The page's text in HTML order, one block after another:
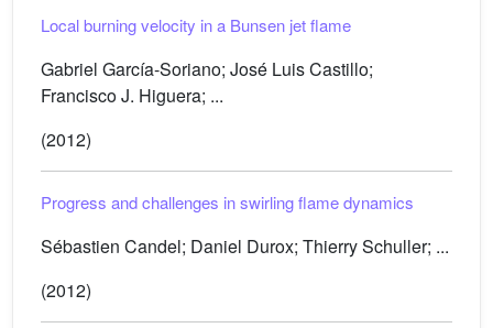
Local burning velocity in a Bunsen jet flame
Gabriel García-Soriano; José Luis Castillo;
Francisco J. Higuera; ...
(2012)
Progress and challenges in swirling flame dynamics
Sébastien Candel; Daniel Durox; Thierry Schuller; ...
(2012)